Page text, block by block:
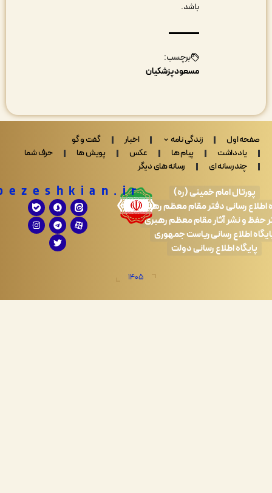
برچسب:
مسعود پزشکیان
اول زندگی نامه اخبار
گفت و گو
پیام ها عکس پویش ها
حرف شما
ای
رسانه های دیگر
امام خمینی (ره)
رسانی دفتر مقام معظم رهبری
آثار مقام معظم رهبری
رسانی ریاست جمهوری
اطلاع رسانی دولت
Drpezeshkian.ir